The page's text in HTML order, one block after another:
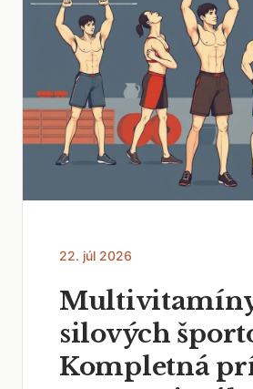
22. júl 2026
silových
Kompletná